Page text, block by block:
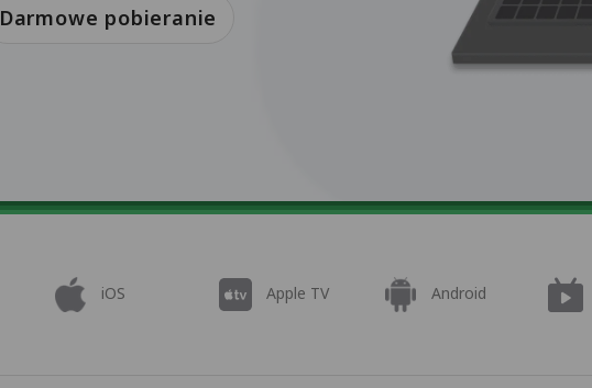
Darmowe pobieranie
iOS Apple TV Android